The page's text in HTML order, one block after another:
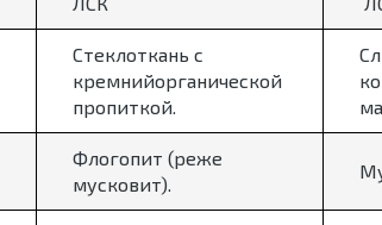
Стеклоткань с
кремнийорганической
пропиткой.
Флогопит (реже
мусковит).